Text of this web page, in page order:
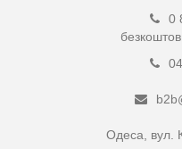
0
Одеса, вул.